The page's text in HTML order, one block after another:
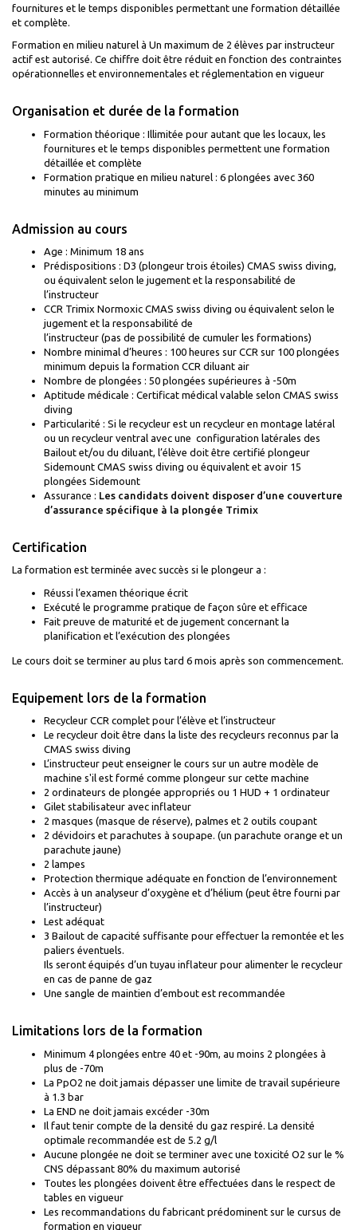
fournitures et le temps disponibles permettant une formation détaillée
et complète.
Formation en milieu naturel à Un maximum de 2 élèves par instructeur
actif est autorisé. Ce chiffre doit être réduit en fonction des contraintes
opérationnelles et environnementales et réglementation en vigueur
Organisation et durée de la formation
Formation théorique : Illimitée pour autant que les locaux, les
fournitures et le temps disponibles permettent une formation
détaillée et complète
Formation pratique en milieu naturel : 6 plongées avec 360
minutes au minimum
Admission au cours
Age : Minimum 18 ans
Prédispositions : D3 (plongeur trois étoiles) CMAS swiss diving,
ou équivalent selon le jugement et la responsabilité de
l’instructeur
CCR Trimix Normoxic CMAS swiss diving ou équivalent selon le
jugement et la responsabilité de
l’instructeur (pas de possibilité de cumuler les formations)
Nombre minimal d’heures : 100 heures sur CCR sur 100 plongées
minimum depuis la formation CCR diluant air
Nombre de plongées : 50 plongées supérieures à -50m
Aptitude médicale : Certificat médical valable selon CMAS swiss
diving
Particularité : Si le recycleur est un recycleur en montage latéral
ou un recycleur ventral avec une configuration latérales des
Bailout et/ou du diluant, l’élève doit être certifié plongeur
Sidemount CMAS swiss diving ou équivalent et avoir 15
plongées Sidemount
Assurance : Les candidats doivent disposer d’une couverture
d’assurance spécifique à la plongée Trimix
Certification
La formation est terminée avec succès si le plongeur a :
Réussi l’examen théorique écrit
Exécuté le programme pratique de façon sûre et efficace
Fait preuve de maturité et de jugement concernant la
planification et l’exécution des plongées
Le cours doit se terminer au plus tard 6 mois après son commencement.
Equipement lors de la formation
Recycleur CCR complet pour l’élève et l’instructeur
Le recycleur doit être dans la liste des recycleurs reconnus par la
CMAS swiss diving
L’instructeur peut enseigner le cours sur un autre modèle de
machine s'il est formé comme plongeur sur cette machine
2 ordinateurs de plongée appropriés ou 1 HUD + 1 ordinateur
Gilet stabilisateur avec inflateur
2 masques (masque de réserve), palmes et 2 outils coupant
2 dévidoirs et parachutes à soupape. (un parachute orange et un
parachute jaune)
2 lampes
Protection thermique adéquate en fonction de l’environnement
Accès à un analyseur d’oxygène et d’hélium (peut être fourni par
l’instructeur)
Lest adéquat
3 Bailout de capacité suffisante pour effectuer la remontée et les
paliers éventuels.
Ils seront équipés d’un tuyau inflateur pour alimenter le recycleur
en cas de panne de gaz
Une sangle de maintien d’embout est recommandée
Limitations lors de la formation
Minimum 4 plongées entre 40 et -90m, au moins 2 plongées à
plus de -70m
La PpO2 ne doit jamais dépasser une limite de travail supérieure
à 1.3 bar
La END ne doit jamais excéder -30m
Il faut tenir compte de la densité du gaz respiré. La densité
optimale recommandée est de 5.2 g/l
Aucune plongée ne doit se terminer avec une toxicité O2 sur le %
CNS dépassant 80% du maximum autorisé
Toutes les plongées doivent être effectuées dans le respect de
tables en vigueur
Les recommandations du fabricant prédominent sur le cursus de
formation en vigueur